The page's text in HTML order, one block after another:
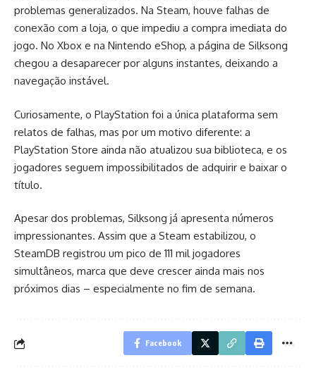
problemas generalizados. Na Steam, houve falhas de
conexão com a loja, o que impediu a compra imediata do
jogo. No Xbox e na Nintendo eShop, a página de Silksong
chegou a desaparecer por alguns instantes, deixando a
navegação instável.
Curiosamente, o PlayStation foi a única plataforma sem
relatos de falhas, mas por um motivo diferente: a
PlayStation Store ainda não atualizou sua biblioteca, e os
jogadores seguem impossibilitados de adquirir e baixar o
título.
Apesar dos problemas, Silksong já apresenta números
impressionantes. Assim que a Steam estabilizou, o
SteamDB registrou um pico de 111 mil jogadores
simultâneos, marca que deve crescer ainda mais nos
próximos dias – especialmente no fim de semana.
Facebook